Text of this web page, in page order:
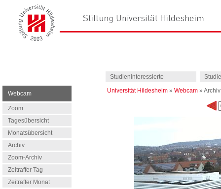
Studieninteressierte
Webcam
Zoom
Tagesübersicht
Monatsübersicht
Archiv
Zoom-Archiv
Zeitraffer Tag
Zeitraffer Monat
Universität Hildesheim » Webcam » Archiv